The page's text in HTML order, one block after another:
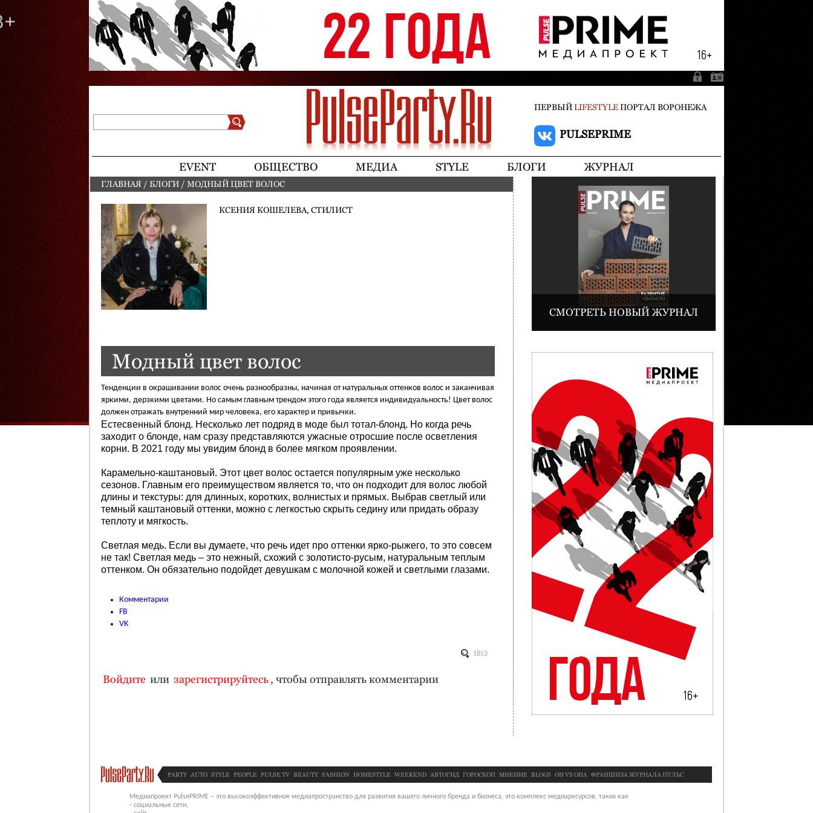
ПЕРВЫЙLIFESTYLEПОРТАЛ ВОРОНЕЖА
PULSEPRIME
EVENT ОБЩЕСТВО МЕДИА STYLE БЛОГИ ЖУРНАЛ
ВЫ ЗДЕСЬ
ГЛАВНАЯ / БЛОГИ / МОДНЫЙ ЦВЕТ ВОЛОС
КСЕНИЯ КОШЕЛЕВА, СТИЛИСТ
Модный цвет волос
Тенденции в окрашивании волос очень разнообразны, начиная от натуральных оттенков волос и заканчивая
яркими, дерзкими цветами. Но самым главным трендом этого года является индивидуальность! Цвет волос
должен отражать внутренний мир человека, его характер и привычки.
Естесвенный блонд. Несколько лет подряд в моде был тотал‑блонд. Но когда речь
заходит о блонде, нам сразу представляются ужасные отросшие после осветления
корни. В 2021 году мы увидим блонд в более мягком проявлении.
Карамельно-каштановый. Этот цвет волос остается популярным уже несколько
сезонов. Главным его преимуществом является то, что он подходит для волос любой
длины и текстуры: для длинных, коротких, волнистых и прямых. Выбрав светлый или
темный каштановый оттенки, можно с легкостью скрыть седину или придать образу
теплоту и мягкость.
Светлая медь. Если вы думаете, что речь идет про оттенки ярко‑рыжего, то это совсем
не так! Светлая медь – это нежный, схожий с золотисто‑русым, натуральным теплым
оттенком. Он обязательно подойдет девушкам с молочной кожей и светлыми глазами.
Комментарии
FB
VK
Войдите или зарегистрируйтесь, чтобы отправлять комментарии
1853
СМОТРЕТЬ НОВЫЙ ЖУРНАЛ
PARTY AUTO STYLE PEOPLE PULSE TV BEAUTY FASHION HOMESTYLE WEEKEND АВТОГИД ГОРОСКОП МНЕНИЕ BLOGS OН VS ОНА ФРАНШИЗА ЖУРНАЛА ПУЛЬС
Медиапроект PulsePRIME – это высокоэффективное медиапространство для развития вашего личного бренда и бизнеса, это комплекс медиаресурсов, таких как
- социальные сети,